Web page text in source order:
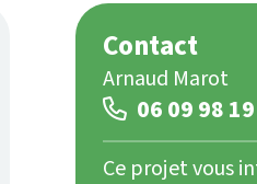
Contact
Arnaud Marot
06 09 98
Ce projet vous